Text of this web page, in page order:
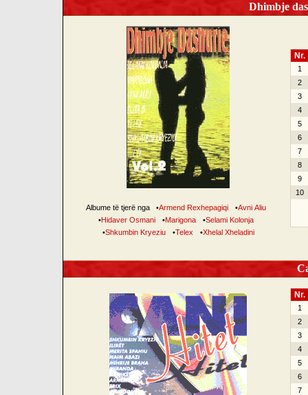
Dhimbje
Albume të tjerë nga •Armend Rexhepagiqi •Avni Aliu
•Hidaver Osmani •Marigona •Selami Kolonja
•Shkumbin Kryeziu •Telex •Xhelal Xheladini
Nr.
1
2
3
4
5
6
7
8
9
10
Nr.
1
2
3
4
5
6
7